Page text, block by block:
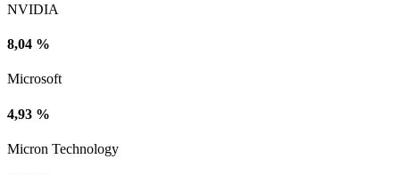
NVIDIA
8,04 %
Microsoft
4,93 %
Micron Technology